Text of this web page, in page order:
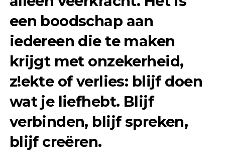
een boodschap aan
iedereen die te maken
krijgt met onzekerheid,
z!ekte of verlies: blijf doen
wat je liefhebt. Blijf
verbinden, blijf spreken,
blijf creëren.